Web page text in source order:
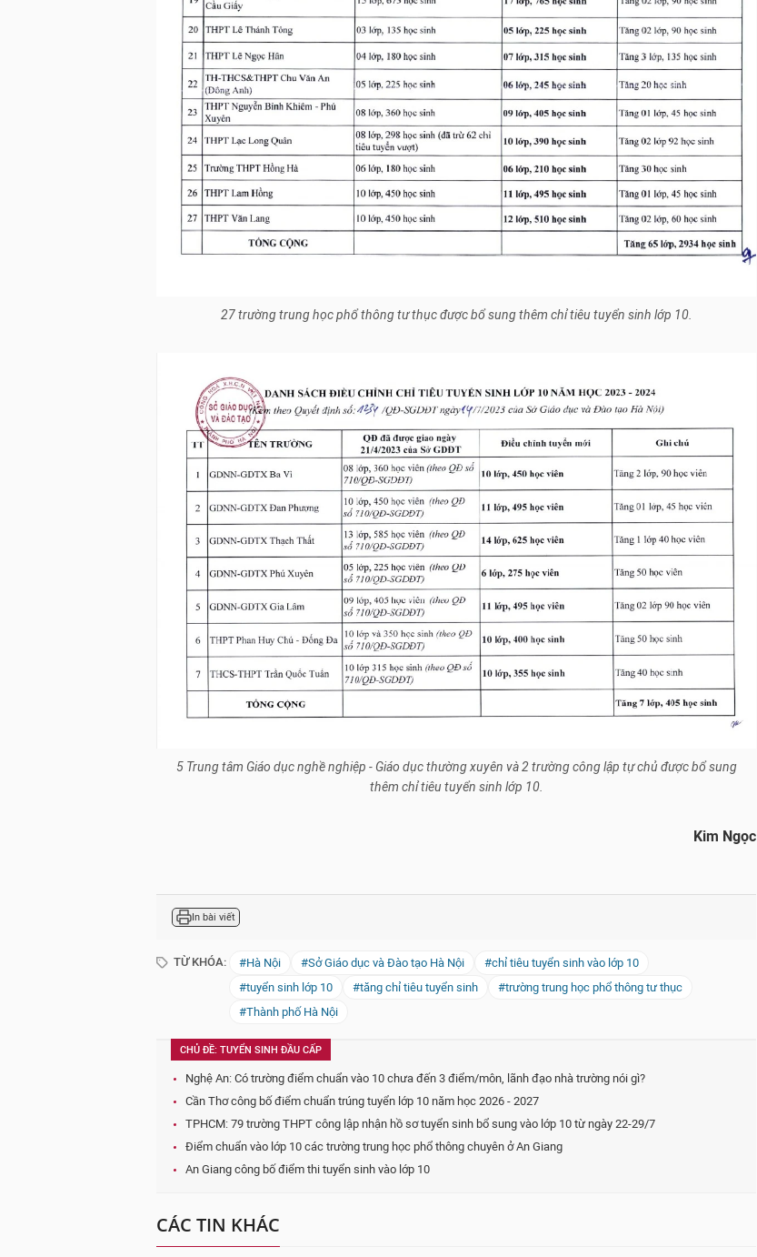
27 trường trung học phổ thông tư thục được bổ sung thêm chỉ tiêu tuyển sinh lớp 10.
5 Trung tâm Giáo dục nghề nghiệp - Giáo dục thường xuyên và 2 trường công lập tự chủ được bổ sung
thêm chỉ tiêu tuyển sinh lớp 10.
Kim Ngọc
In bài viết
TỪ KHÓA: #Hà Nội #Sở Giáo dục và Đào tạo Hà Nội
#chỉ tiêu tuyển sinh vào lớp 10
#tuyển sinh lớp 10
#tăng chỉ tiêu tuyển sinh
#trường trung học phổ thông tư thục
#Thành phố Hà Nội
CHỦ ĐỀ: TUYỂN SINH ĐẦU CẤP
Nghệ An: Có trường điểm chuẩn vào 10 chưa đến 3 điểm/môn, lãnh đạo nhà trường nói gì?
Cần Thơ công bố điểm chuẩn trúng tuyển lớp 10 năm học 2026 - 2027
TPHCM: 79 trường THPT công lập nhận hồ sơ tuyển sinh bổ sung vào lớp 10 từ ngày 22-29/7
Điểm chuẩn vào lớp 10 các trường trung học phổ thông chuyên ở An Giang
An Giang công bố điểm thi tuyển sinh vào lớp 10
CÁC TIN KHÁC